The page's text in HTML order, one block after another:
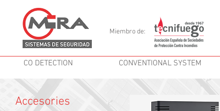
Miembro de:
CO DETECTION CONVENTIONAL SYSTEM
Accesories